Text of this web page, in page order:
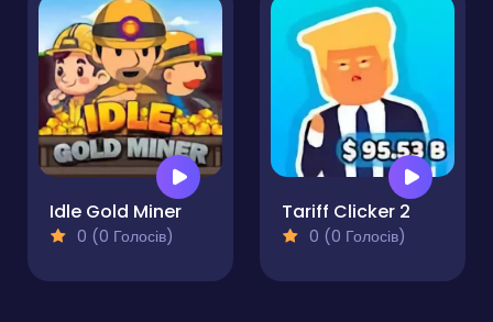
Idle Gold Miner
0 (0 Голосів)
Tariff Clicker 2
0 (0 Голосів)